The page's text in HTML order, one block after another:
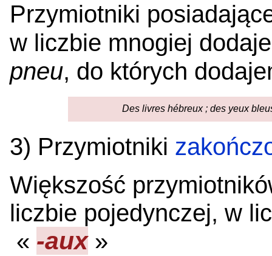
Przymiotniki
w liczbie mnogiej
pneu, do których
Des livres hébreux ; des yeux
3) Przymiotniki
Większość
liczbie pojedynczej, w
« -aux»